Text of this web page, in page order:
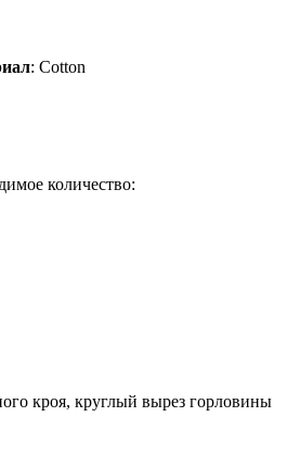
: Cotton
количество:
кроя, круглый вырез горловины